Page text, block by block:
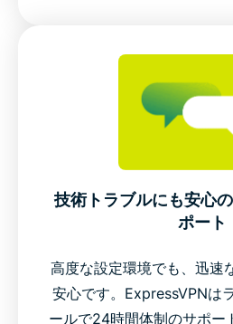
技術トラブルにも安心
ポート
高度な設定環境でも、迅速
安心です。ExpressVPNは
ールで24時間体制のサポー